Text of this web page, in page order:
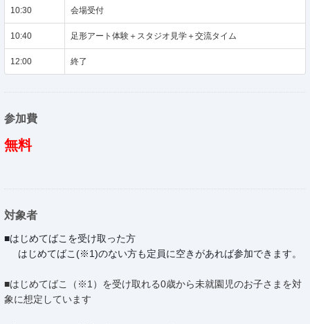
10:30 会場受付
10:40 足形アート体験＋スタジオ見学＋交流タイム
12:00 終了
参加費
無料
対象者
■はじめてばこを受け取った方
はじめてばこ(※1)のない方も定員に空きがあれば参加できます。
■はじめてばこ（※1）を受け取れる0歳から未就園児のお子さまを対
象に想定しています